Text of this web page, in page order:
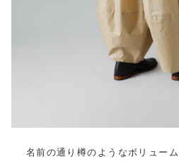
名前の通り樽のようなボリュー